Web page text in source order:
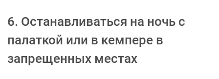
6. Останавливаться на ночь с
палаткой или в кемпере в
запрещенных местах